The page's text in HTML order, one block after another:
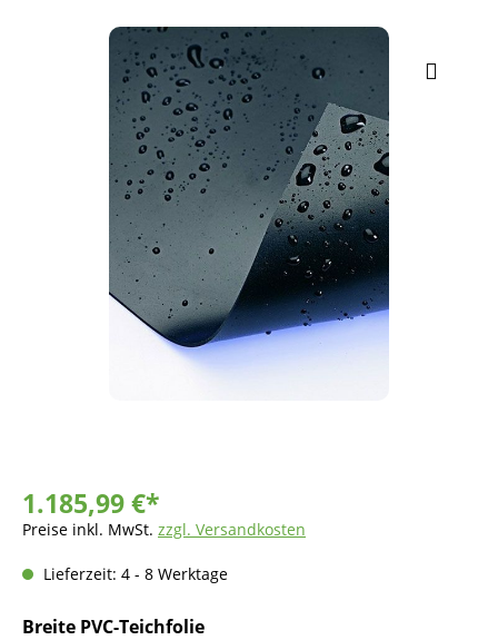
1.185,99 €*
Preise inkl. MwSt. zzgl. Versandkosten
Lieferzeit: 4 - 8 Werktage
Breite PVC-Teichfolie